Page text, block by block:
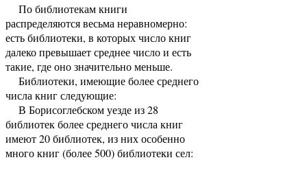
По библиотекам книги
распределяются весьма неравномерно:
есть библиотеки, в которых число книг
далеко превышает среднее число и есть
такие, где оно значительно меньше.
Библиотеки, имеющие более среднего
числа книг следующие:
В Борисоглебском уезде из 28
библиотек более среднего числа книг
имеют 20 библиотек, из них особенно
много книг (более 500) библиотеки сел: